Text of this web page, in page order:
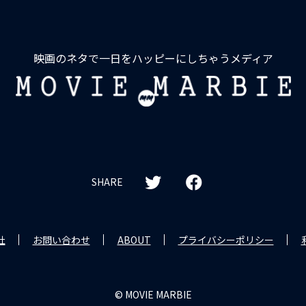
映画のネタで一日をハッピーにしちゃうメディア
MOVIE
MARBIE
SHARE
お問い合わせ ABOUT プライバシーポリシー
© MOVIE MARBIE